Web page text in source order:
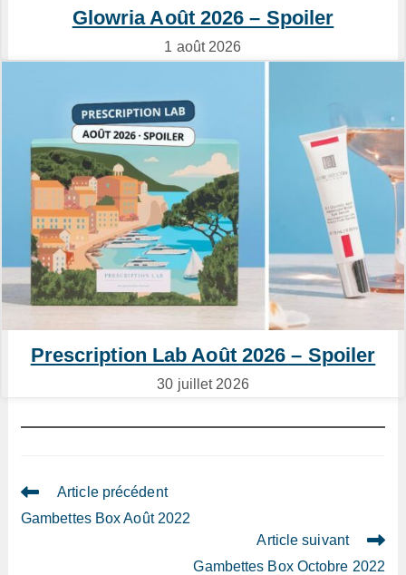
Glowria Août 2026 – Spoiler
1 août 2026
Prescription Lab Août 2026 – Spoiler
30 juillet 2026
Read
articles
Article précédent
Gambettes Box Août 2022
Article suivant
Gambettes Box Octobre 2022